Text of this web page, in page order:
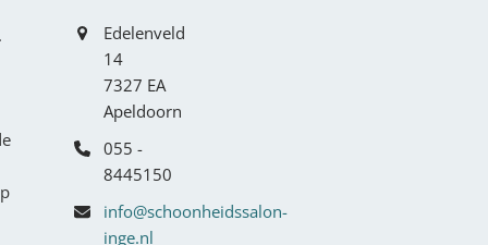
Edelenveld
14
7327 EA
Apeldoorn
055 -
8445150
info@schoonheidssalon-
inge.nl